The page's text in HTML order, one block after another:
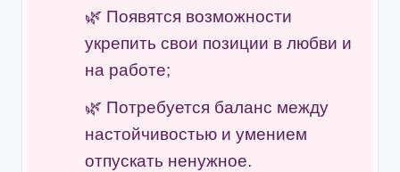
Появятся возможности
укрепить свои позиции в любви и
на работе;
Потребуется баланс между
настойчивостью и умением
отпускать ненужное.